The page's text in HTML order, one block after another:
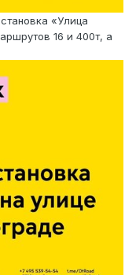
«Улица
16 и 400т, а